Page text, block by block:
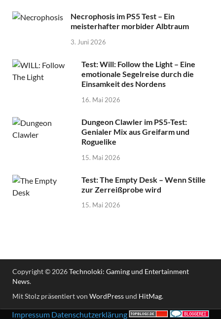
Necrophosis im PS5 Test – Ein
meisterhafter morbider Albtraum
3. Juni 2026
Test: Will: Follow the Light – Eine
emotionale Segelreise durch die
Einsamkeit des Nordens
16. Mai 2026
Dungeon Clawler im PS5-Test:
Genialer Mix aus Greifarm und
Roguelike
15. Mai 2026
Test: The Empty Desk – Wenn Stille
zur Zerreißprobe wird
15. Mai 2026
Copyright © 2026Technoloki: Gaming und Entertainment
News.
Mit Stolz präsentiert von WordPressund HitMag.
Impressum Datenschutzerklärung